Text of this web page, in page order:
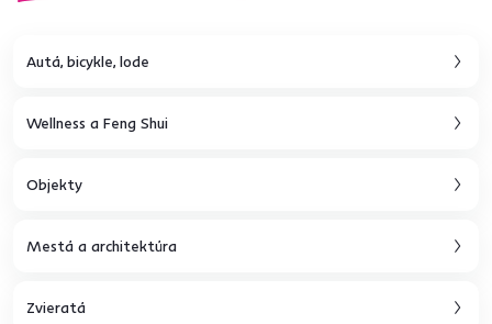
Autá, bicykle, lode
Wellness a Feng Shui
Objekty
Mestá a architektúra
Zvieratá